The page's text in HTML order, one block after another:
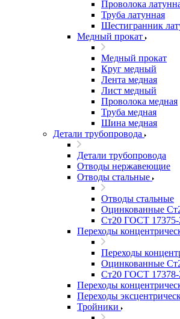
Проволока
Труба латунная
Шестигранник
Медный прокат
Медный прокат
Круг медный
Лента медная
Лист медный
Проволока медная
Труба медная
Шина медная
Детали трубопровода
Детали трубопровода
Отводы нержавеющие
Отводы стальные
Отводы стальные
Оцинкованные
Ст20 ГОСТ 17375-
Переходы
Переходы
Оцинкованные
Ст20 ГОСТ 17378-
Переходы
Переходы
Тройники